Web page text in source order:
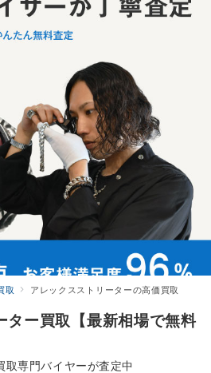
取 アレックスストリーターの高価買取
ター買取【最新相場で無料
取専門バイヤーが査定中